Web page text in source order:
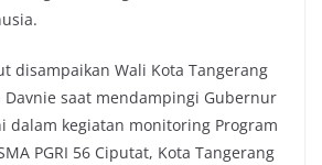
disampaikan Wali Kota Tangerang
Davnie saat mendampingi Gubernur
dalam kegiatan monitoring Program
PGRI 56 Ciputat, Kota Tangerang